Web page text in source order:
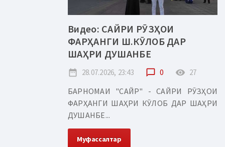
Видео: САЙРИ РӮЗҲОИ
ФАРҲАНГИ Ш.КӮЛОБ ДАР
ШАҲРИ ДУШАНБЕ
date_range 28.07.2026, 23:43 chat_bubble_outline 0 remove_red_eye 27
БАРНОМАИ "САЙР" - САЙРИ РӮЗҲОИ
ФАРҲАНГИ ШАҲРИ КӮЛОБ ДАР ШАҲРИ
ДУШАНБЕ...
Муфассалтар